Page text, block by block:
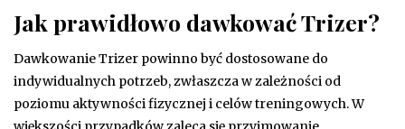
Jak prawidłowo dawkować Trizer?
Dawkowanie Trizer powinno być dostosowane do
indywidualnych potrzeb, zwłaszcza w zależności od
poziomu aktywności fizycznej i celów treningowych. W